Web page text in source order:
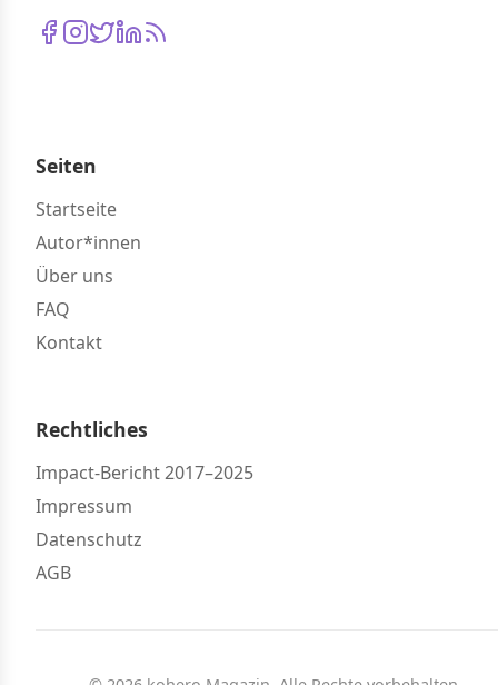
Seiten
Startseite
Autor*innen
Über uns
FAQ
Kontakt
Rechtliches
Impact-Bericht 2017–2025
Impressum
Datenschutz
AGB